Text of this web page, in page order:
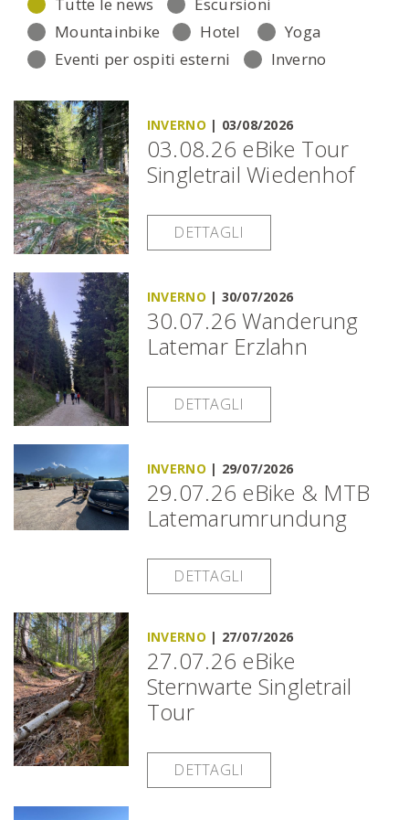
Mountainbike
Hotel
Yoga
Eventi per ospiti esterni
Inverno
INVERNO | 03/08/2026
03.08.26 eBike Tour
Singletrail Wiedenhof
DETTAGLI
INVERNO | 30/07/2026
30.07.26 Wanderung
Latemar Erzlahn
DETTAGLI
INVERNO | 29/07/2026
29.07.26 eBike & MTB
Latemarumrundung
DETTAGLI
INVERNO | 27/07/2026
27.07.26 eBike
Sternwarte Singletrail
Tour
DETTAGLI